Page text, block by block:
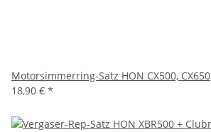
Motorsimmerring-Satz HON CX500, CX650
18,90 € *